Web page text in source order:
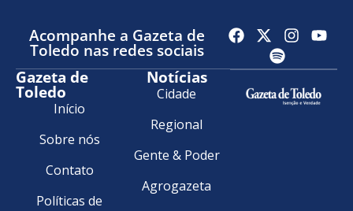
Acompanhe a Gazeta de
Toledo nas redes sociais
Gazeta de
Toledo
Início
Sobre nós
Contato
Políticas de
Notícias
Cidade
Regional
Gente & Poder
Agrogazeta